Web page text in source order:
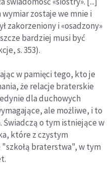
wymiar zostaje we mnie i
zakorzeniony i «osadzony»
bardziej musi być
s. 353).
w pamięci tego, kto je
że relacje braterskie
dla duchowych
ale możliwe, i to
Świadczą o tym istniejące w
które z czystym
braterstwa", w tym